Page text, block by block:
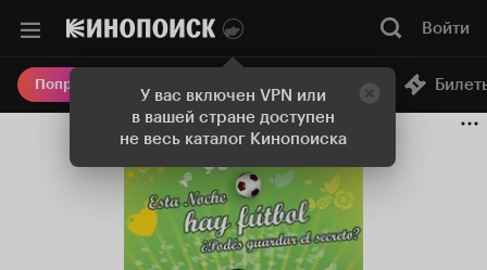
У вас включен VPN или
в вашей стране доступен
не весь каталог Кинопоиска
Войти
Попробовать Плюс Онлайн-кинотеатр